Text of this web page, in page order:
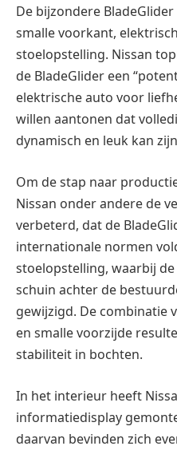
De bijzondere
smalle voorkant,
stoelopstelling. Nissan
de BladeGlider een
elektrische auto voor
willen aantonen dat
dynamisch en leuk kan
Om de stap naar
Nissan onder andere de
verbeterd, dat de
internationale normen
stoelopstelling, waarbij
schuin achter de
gewijzigd. De combinatie
en smalle voorzijde
stabiliteit in bochten.
In het interieur heeft
informatiedisplay
daarvan bevinden zich